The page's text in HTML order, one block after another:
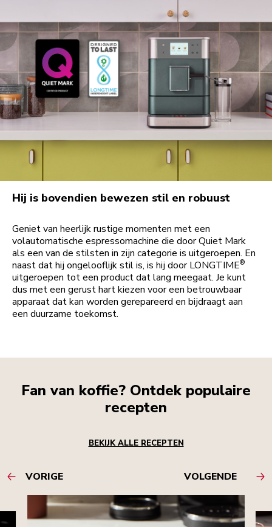
Hij is bovendien bewezen stil en robuust
Geniet van heerlijk rustige momenten met een
volautomatische espressomachine die door Quiet Mark
als een van de stilsten in zijn categorie is uitgeroepen. En
naast dat hij ongelooflijk stil is, is hij door LONGTIME®
uitgeroepen tot een product dat lang meegaat. Je kunt
dus met een gerust hart kiezen voor een betrouwbaar
apparaat dat kan worden gerepareerd en bijdraagt aan
een duurzame toekomst.
Fan van koffie? Ontdek populaire
recepten
BEKIJK ALLE RECEPTEN
VORIGE VOLGENDE